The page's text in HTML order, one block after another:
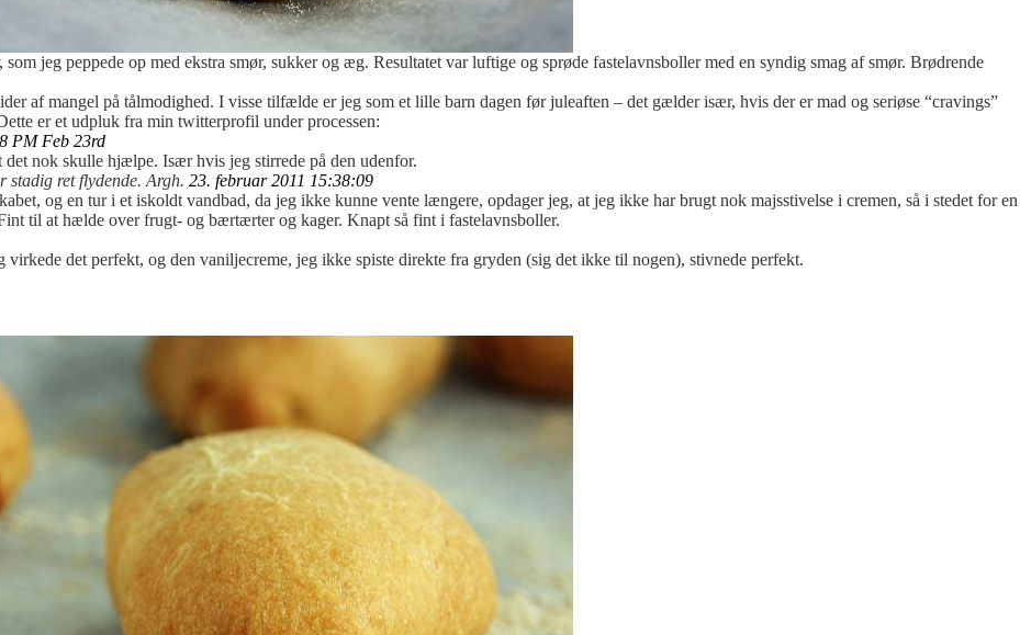
, som jeg peppede op med ekstra smør, sukker og æg. Resultatet var luftige og sprøde fastelavnsboller med en syndig smag af smør. Brødrende
af mangel på tålmodighed. I visse tilfælde er jeg som et lille barn dagen før juleaften – det gælder især, hvis der er mad og seriøse “cravings”
er et udpluk fra min twitterprofil under processen:
PM Feb 23rd
nok skulle hjælpe. Især hvis jeg stirrede på den udenfor.
stadig ret flydende. Argh. 23. februar 2011 15:38:09
og en tur i et iskoldt vandbad, da jeg ikke kunne vente længere, opdager jeg, at jeg ikke har brugt nok majsstivelse i cremen, så i stedet for en
til at hælde over frugt- og bærtærter og kager. Knapt så fint i fastelavnsboller.
det perfekt, og den vaniljecreme, jeg ikke spiste direkte fra gryden (sig det ikke til nogen), stivnede perfekt.